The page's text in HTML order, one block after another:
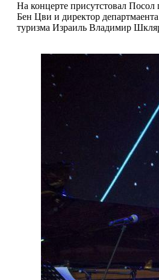
На концерте присутстовал Посол
Бен Цви и директор
туризма Израиль Владимир